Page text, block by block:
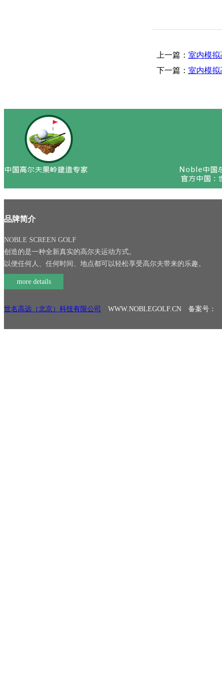
上一篇： 室内模拟
下一篇： 室内模拟
品牌简介
NOBLE SCREEN GOLF
创造的是一种全新真实的高尔夫运动方式。
以便任何人、任何时间、地点都可以轻松享受高尔夫带来的乐趣。
more details
世名高远（北京）科技有限公司 WWW.NOBLEGOLF.CN 备案号：